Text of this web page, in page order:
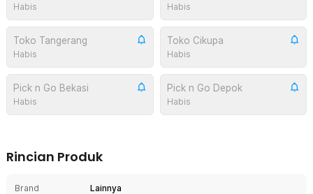
Habis Habis
Toko Tangerang
Habis
Toko Cikupa
Habis
Pick n Go Bekasi
Habis
Pick n Go Depok
Habis
Rincian Produk
Brand
Lainnya